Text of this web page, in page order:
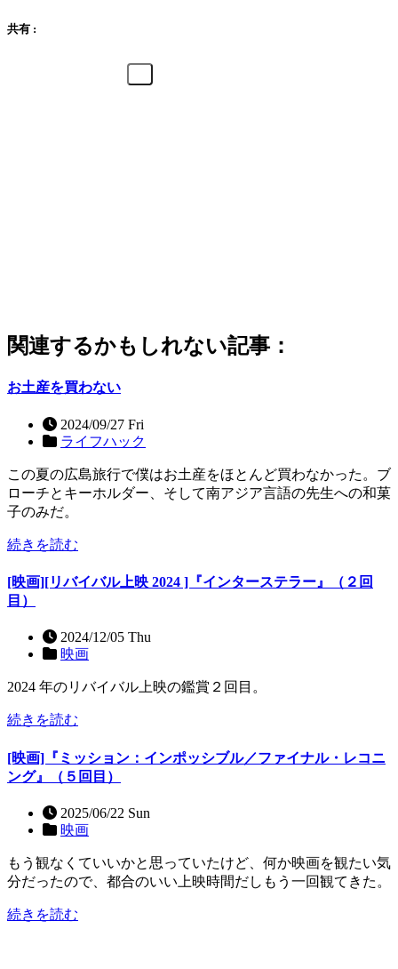
共有 :
関連するかもしれない記事：
お土産を買わない
2024/09/27 Fri
ライフハック
この夏の広島旅行で僕はお土産をほとんど買わなかった。ブ
ローチとキーホルダー、そして南アジア言語の先生への和菓
子のみだ。
続きを読む
[映画][リバイバル上映 2024 ]『インターステラー』（２回
目）
2024/12/05 Thu
映画
2024 年のリバイバル上映の鑑賞２回目。
続きを読む
[映画]『ミッション：インポッシブル／ファイナル・レコニ
ング』（５回目）
2025/06/22 Sun
映画
もう観なくていいかと思っていたけど、何か映画を観たい気
分だったので、都合のいい上映時間だしもう一回観てきた。
続きを読む